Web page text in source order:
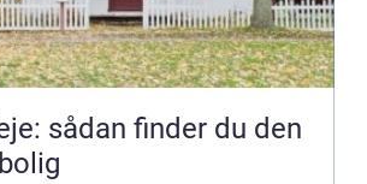
sådan finder du den